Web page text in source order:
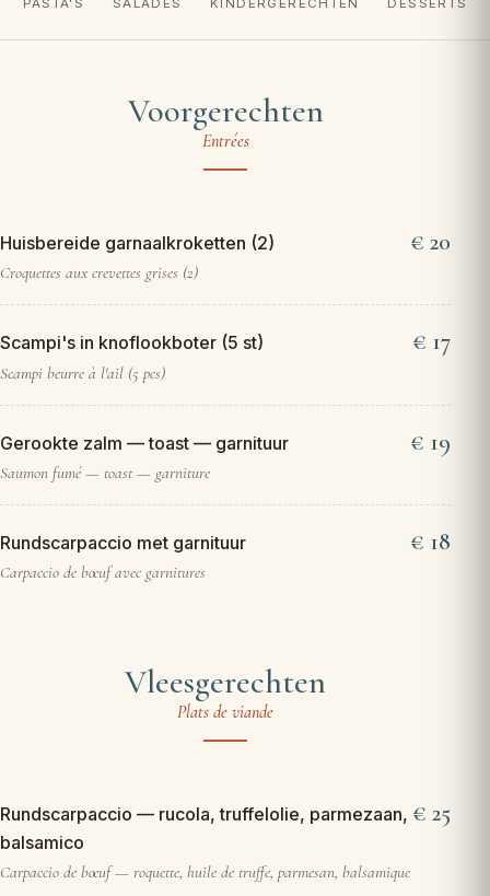
PASTA'S SALADES KINDERGERECHTEN DESSERTS
Voorgerechten
Entrées
Huisbereide garnaalkroketten (2)
Croquettes aux crevettes grises (2)
20
Scampi's in knoflookboter (5 st)
Scampi beurre à l'ail (5 pcs)
17
Gerookte zalm — toast — garnituur
Saumon fumé — toast — garniture
19
Rundscarpaccio met garnituur
Carpaccio de bœuf avec garnitures
18
Vleesgerechten
Plats de viande
Rundscarpaccio — rucola, truffelolie, parmezaan,
balsamico
Carpaccio de bœuf — roquette, huile de truffe, parmesan, balsamique
25